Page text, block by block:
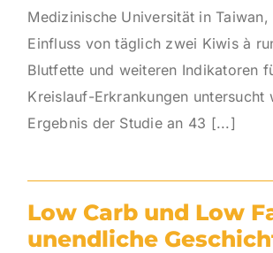
Medizinische Universität in
Einfluss von täglich zwei Kiwis à
Blutfette und weiteren Indikatoren
Kreislauf-Erkrankungen untersucht
Ergebnis der Studie an 43 [...]
Low Carb und Low
unendliche